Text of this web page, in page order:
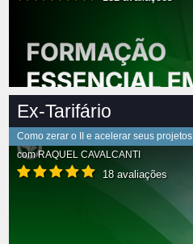
Ex-Tarifário
Como zerar o II e acelerar seus projetos
comRAQUEL CAVALCANTI
18 avaliações